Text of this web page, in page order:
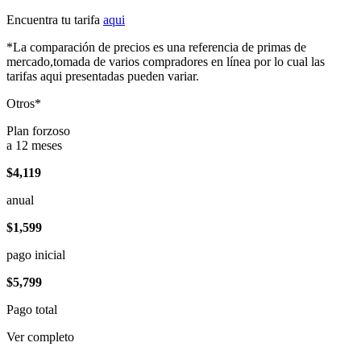
Encuentra tu tarifa aqui
*La comparación de precios es una referencia de primas de
mercado,tomada de varios compradores en línea por lo cual las
tarifas aqui presentadas pueden variar.
Otros*
Plan forzoso
a 12 meses
$4,119
anual
$1,599
pago inicial
$5,799
Pago total
Ver completo